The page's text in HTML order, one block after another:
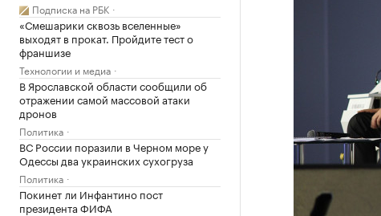
Подписка на РБК
«Смешарики сквозь вселенные»
выходят в прокат. Пройдите тест о
франшизе
Технологии и медиа
В Ярославской области сообщили об
отражении самой массовой атаки
дронов
Политика
ВС России поразили в Черном море у
Одессы два украинских сухогруза
Политика
Покинет ли Инфантино пост
президента ФИФА